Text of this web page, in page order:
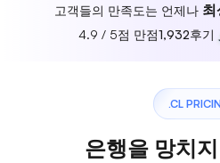
고객들의 만족도는 언제나 최
4.9 / 5점 만점1,932후기
.CL
은행을 망치